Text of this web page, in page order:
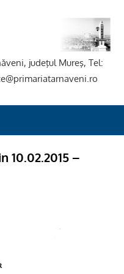
judeţul Mureş, Tel:
10.02.2015 –